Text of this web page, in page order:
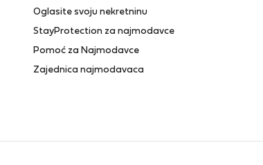
Oglasite svoju nekretninu
StayProtection za najmodavce
Pomoć za Najmodavce
Zajednica najmodavaca